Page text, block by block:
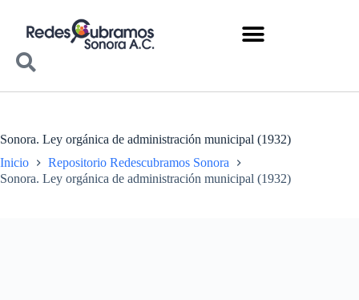
Sonora. Ley orgánica de administración municipal (1932)
Inicio
Repositorio Redescubramos Sonora
Sonora. Ley orgánica de administración municipal (1932)